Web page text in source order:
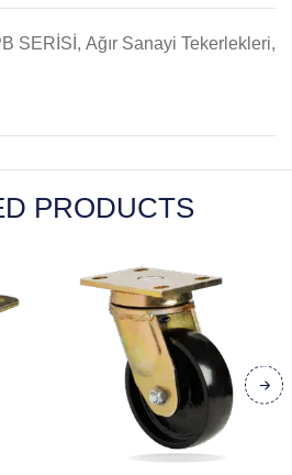
SERİSİ , Ağır Sanayi Tekerlekleri,
PRODUCTS